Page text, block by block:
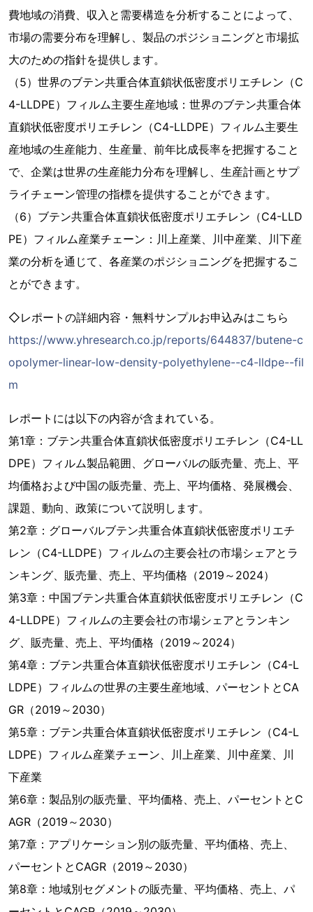
費地域の消費、収入と需要構造を分析することによって、
市場の需要分布を理解し、製品のポジショニングと市場拡
大のための指針を提供します。
（5）世界のブテン共重合体直鎖状低密度ポリエチレン（C
4-LLDPE）フィルム主要生産地域：世界のブテン共重合体
直鎖状低密度ポリエチレン（C4-LLDPE）フィルム主要生
産地域の生産能力、生産量、前年比成長率を把握すること
で、企業は世界の生産能力分布を理解し、生産計画とサプ
ライチェーン管理の指標を提供することができます。
（6）ブテン共重合体直鎖状低密度ポリエチレン（C4-LLD
PE）フィルム産業チェーン：川上産業、川中産業、川下産
業の分析を通じて、各産業のポジショニングを把握するこ
とができます。
◇レポートの詳細内容・無料サンプルお申込みはこちら
https://www.yhresearch.co.jp/reports/644837/butene-c
opolymer-linear-low-density-polyethylene--c4-lldpe--fil
m
レポートには以下の内容が含まれている。
第1章：ブテン共重合体直鎖状低密度ポリエチレン（C4-LL
DPE）フィルム製品範囲、グローバルの販売量、売上、平
均価格および中国の販売量、売上、平均価格、発展機会、
課題、動向、政策について説明します。
第2章：グローバルブテン共重合体直鎖状低密度ポリエチ
レン（C4-LLDPE）フィルムの主要会社の市場シェアとラ
ンキング、販売量、売上、平均価格（2019～2024）
第3章：中国ブテン共重合体直鎖状低密度ポリエチレン（C
4-LLDPE）フィルムの主要会社の市場シェアとランキン
グ、販売量、売上、平均価格（2019～2024）
第4章：ブテン共重合体直鎖状低密度ポリエチレン（C4-L
LDPE）フィルムの世界の主要生産地域、パーセントとCA
GR（2019～2030）
第5章：ブテン共重合体直鎖状低密度ポリエチレン（C4-L
LDPE）フィルム産業チェーン、川上産業、川中産業、川
下産業
第6章：製品別の販売量、平均価格、売上、パーセントとC
AGR（2019～2030）
第7章：アプリケーション別の販売量、平均価格、売上、
パーセントとCAGR（2019～2030）
第8章：地域別セグメントの販売量、平均価格、売上、パ